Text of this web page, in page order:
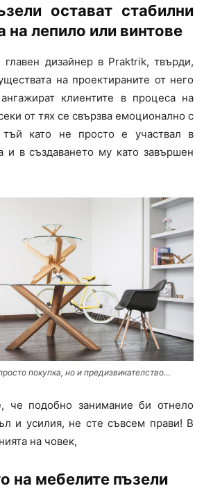
остават стабилни
лепило или винтове
главен дизайнер в Praktrik, твърди,
на проектираните от него
клиентите в процеса на
от тях се свързва емоционално с
тъй като не просто е участвал в
и в създаването му като завършен
покупка, но и предизвикателство…
че подобно занимание би отнело
и усилия, не сте съвсем прави! В
на човек,
на мебелите пъзели